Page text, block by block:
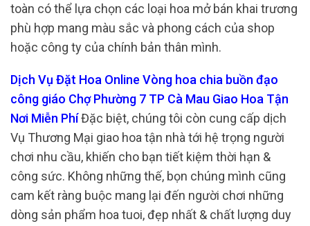
toàn có thể lựa chọn các loại hoa mở bán khai trương
phù hợp mang màu sắc và phong cách của shop
hoặc công ty của chính bản thân mình.
Dịch Vụ Đặt Hoa Online Vòng hoa chia buồn đạo
công giáo Chợ Phường 7 TP Cà Mau Giao Hoa Tận
Nơi Miễn PhíĐặc biệt, chúng tôi còn cung cấp dịch
Vụ Thương Mại giao hoa tận nhà tới hệ trọng người
chơi nhu cầu, khiến cho bạn tiết kiệm thời hạn &
công sức. Không những thế, bọn chúng mình cũng
cam kết ràng buộc mang lại đến người chơi những
dòng sản phẩm hoa tuoi, đẹp nhất & chất lượng duy